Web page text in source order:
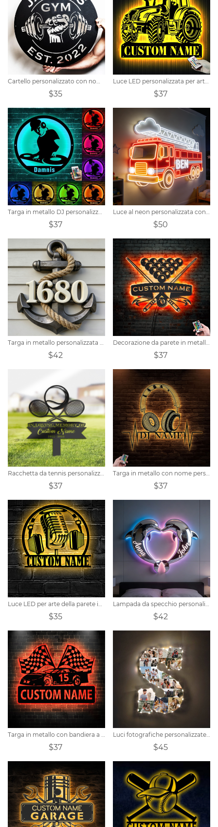
Cartello personalizzato con nome per palestra con manubri in metallo
$35
Luce LED personalizzata per arte della parete in metallo del conducente del trattore
$37
Targa in metallo DJ personalizzata personalizzata
$37
Luce al neon personalizzata con nome del camion dei pompieri
$50
Targa in metallo personalizzata per porta a tema nautico con disegno di un'ancora.
$42
Decorazione da parete in metallo con nome del giocatore di biliardo illuminato a LED personalizzato
$37
Racchetta da tennis personalizzata e palla da tennis Memorial Stake
$37
Targa in metallo con nome personalizzato per lettore DJ
$37
Luce LED per arte della parete in metallo per studio audio musicale personalizzato
$35
Lampada da specchio personalizzata con coppia di delfini
$42
Targa in metallo con bandiera a scacchi da corsa con nome personalizzato
$37
Luci fotografiche personalizzate per lettere di anniversario
$45